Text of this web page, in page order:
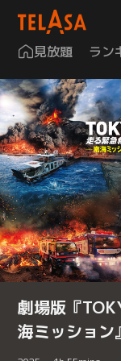
見放題 ラン
劇場版『
海ミッション